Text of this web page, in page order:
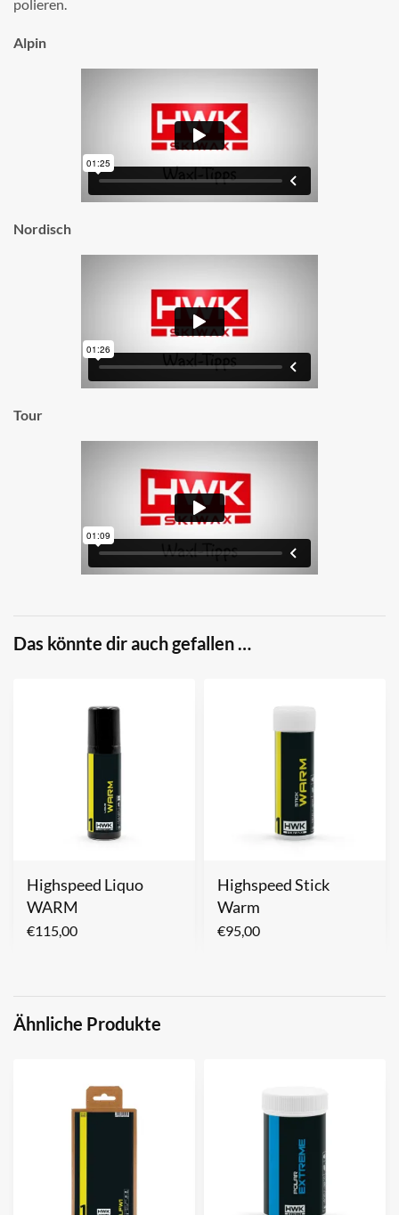
polieren.
Alpin
Nordisch
Tour
Das könnte dir auch gefallen …
Highspeed Liquo
WARM
€115,00
Highspeed Stick
Warm
€95,00
Ähnliche Produkte